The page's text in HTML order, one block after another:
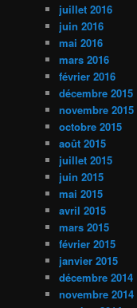
juillet 2016
juin 2016
mai 2016
mars 2016
février 2016
décembre 2015
novembre 2015
octobre 2015
août 2015
juillet 2015
juin 2015
mai 2015
avril 2015
mars 2015
février 2015
janvier 2015
décembre 2014
novembre 2014